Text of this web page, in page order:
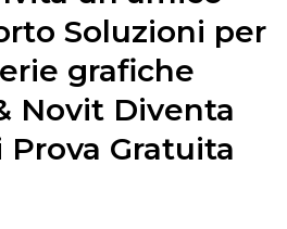
Soluzioni per
grafiche
Novit Diventa
Prova Gratuita